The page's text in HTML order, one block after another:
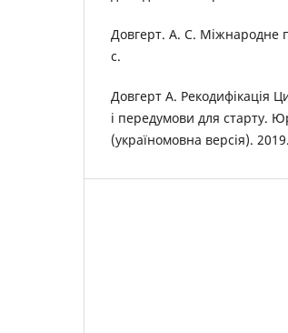
Довгерт. А. С. Міжнародне
с.
Довгерт А. Рекодифікація
і передумови для старту.
(україномовна версія).